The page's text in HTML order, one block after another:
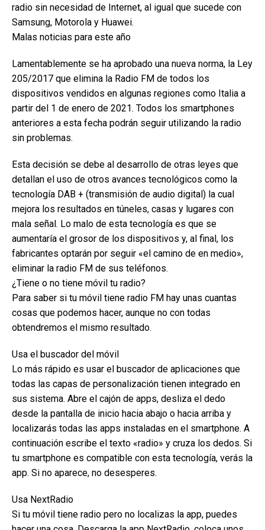
radio sin necesidad de Internet, al igual que sucede con
Samsung, Motorola y Huawei.
Malas noticias para este año
Lamentablemente se ha aprobado una nueva norma, la Ley
205/2017 que elimina la Radio FM de todos los
dispositivos vendidos en algunas regiones como Italia a
partir del 1 de enero de 2021. Todos los smartphones
anteriores a esta fecha podrán seguir utilizando la radio
sin problemas.
Esta decisión se debe al desarrollo de otras leyes que
detallan el uso de otros avances tecnológicos como la
tecnología DAB + (transmisión de audio digital) la cual
mejora los resultados en túneles, casas y lugares con
mala señal. Lo malo de esta tecnología es que se
aumentaría el grosor de los dispositivos y, al final, los
fabricantes optarán por seguir «el camino de en medio»,
eliminar la radio FM de sus teléfonos.
¿Tiene o no tiene móvil tu radio?
Para saber si tu móvil tiene radio FM hay unas cuantas
cosas que podemos hacer, aunque no con todas
obtendremos el mismo resultado.
Usa el buscador del móvil
Lo más rápido es usar el buscador de aplicaciones que
todas las capas de personalización tienen integrado en
sus sistema. Abre el cajón de apps, desliza el dedo
desde la pantalla de inicio hacia abajo o hacia arriba y
localizarás todas las apps instaladas en el smartphone. A
continuación escribe el texto «radio» y cruza los dedos. Si
tu smartphone es compatible con esta tecnología, verás la
app. Si no aparece, no desesperes.
Usa NextRadio
Si tu móvil tiene radio pero no localizas la app, puedes